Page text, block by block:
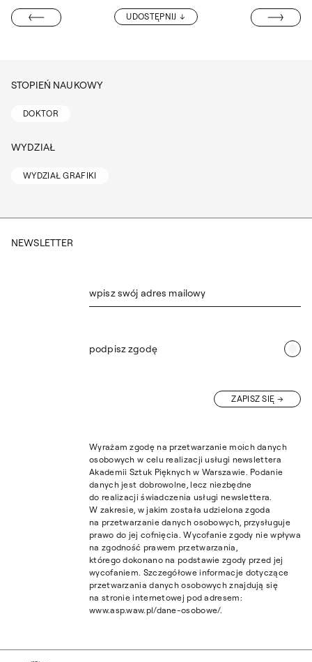
UDOSTĘPNIJ
UCZELNI
DR HAB.
STOPIEŃ NAUKOWY
DOKTOR
WYDZIAŁ
WYDZIAŁ GRAFIKI
NEWSLETTER
wpisz swój adres mailowy
podpisz zgodę
ZAPISZ SIĘ
Wyrażam zgodę na przetwarzanie moich danych
osobowych w celu realizacji usługi newslettera
Akademii Sztuk Pięknych w Warszawie. Podanie
danych jest dobrowolne, lecz niezbędne
do realizacji świadczenia usługi newslettera.
W zakresie, w jakim została udzielona zgoda
na przetwarzanie danych osobowych, przysługuje
prawo do jej cofnięcia. Wycofanie zgody nie wpływa
na zgodność prawem przetwarzania,
którego dokonano na podstawie zgody przed jej
wycofaniem. Szczegółowe informacje dotyczące
przetwarzania danych osobowych znajdują się
na stronie internetowej pod adresem:
www.asp.waw.pl/dane-osobowe/.